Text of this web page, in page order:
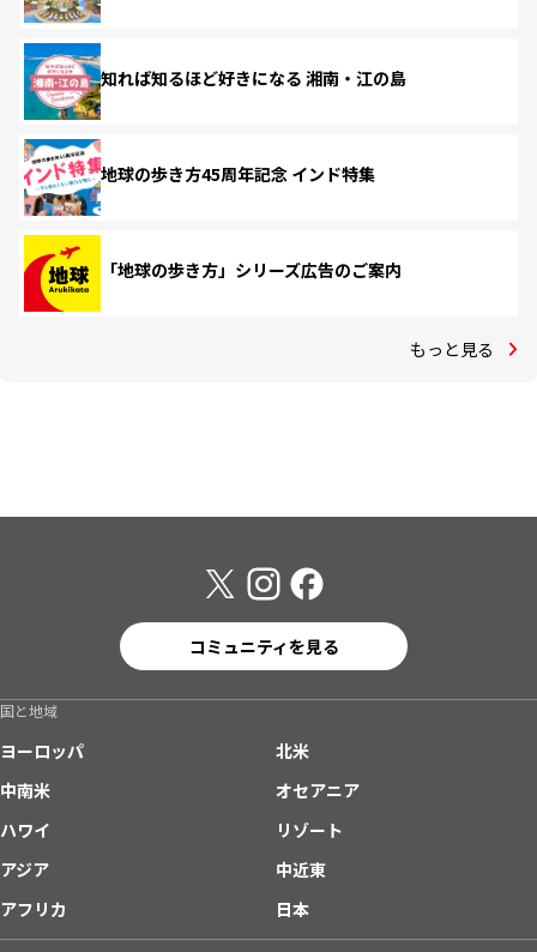
知れば知るほど好きになる 湘南・江の島
地球の歩き方45周年記念 インド特集
「地球の歩き方」シリーズ広告のご案内
もっと見る
コミュニティを見る
国と地域
ヨーロッパ
北米
中南米
オセアニア
ハワイ
リゾート
アジア
中近東
アフリカ
日本